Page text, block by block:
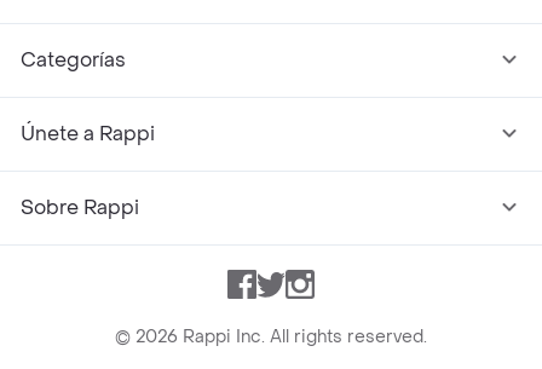
Categorías
Únete a Rappi
Sobre Rappi
Facebook
TwitterInstagram
© 2026 Rappi Inc. All rights reserved.